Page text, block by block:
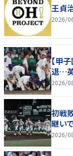
王貞
2026/
【甲
退…
2026/
初戦
継い
2026/